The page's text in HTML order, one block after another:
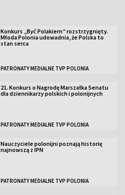
Konkurs „Być Polakiem” rozstrzygnięty.
Młoda Polonia udowadnia, że Polska to
stan serca
PATRONATY MEDIALNE TVP POLONIA
21. Konkurs o Nagrodę Marszałka Senatu
dla dziennikarzy polskich i polonijnych
PATRONATY MEDIALNE TVP POLONIA
Nauczyciele polonijni poznają historię
najnowszą z IPN
PATRONATY MEDIALNE TVP POLONIA